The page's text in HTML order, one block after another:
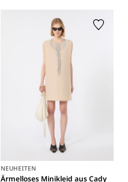
NEUHEITEN
Ärmelloses Minikleid aus Cady